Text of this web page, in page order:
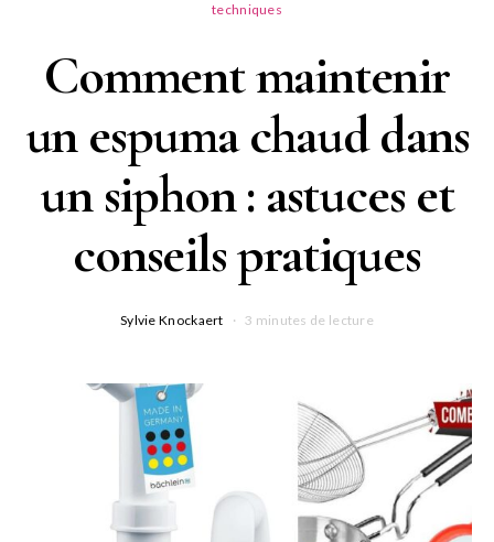
techniques
Comment maintenir
un espuma chaud dans
un siphon : astuces et
conseils pratiques
Sylvie Knockaert 3 minutes de lecture